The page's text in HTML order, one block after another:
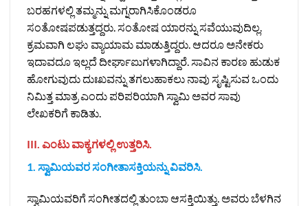
ಬರಹಗಳಲ್ಲಿ ತಮ್ಮನ್ನು ಮಗ್ನರಾಗಿಸಿಕೊಂಡರೂ
ಸಂತೋಷಪಡುತ್ತದ್ದರು. ಸಂತೋಷ ಯಾರನ್ನು ಸವೆಯುವುದಿಲ್ಲ.
ಕ್ರಮವಾಗಿ ಲಘು ವ್ಯಾಯಾಮ ಮಾಡುತ್ತಿದ್ದರು. ಆದರೂ ಅನೇಕರು
ಇದಾವದೂ ಇಲ್ಲದೆ ದೀರ್ಘಾಐುಗಳಾಗಿದ್ದಾರೆ. ಸಾವಿನ ಕಾರಣ ಹುಡುಕ
ಹೋಗುವುದು ದುಃಖವನ್ನು ತಗಲುಹಾಕಲು ನಾವು ಸೃಷ್ಟಿಸುವ ಒಂದು
ನಿಮಿತ್ತ ಮಾತ್ರ ಎಂದು ಪರಿಪರಿಯಾಗಿ ಸ್ವಾಮಿ ಅವರ ಸಾವು
ಲೇಖಕರಿಗೆ ಕಾಡಿತು.
III. ಎಂಟು ವಾಕ್ಯಗಳಲ್ಲಿ ಉತ್ತರಿಸಿ.
1. ಸ್ವಾಮಿಯವರ ಸಂಗೀತಾಸಕ್ತಿಯನ್ನು ವಿವರಿಸಿ.
ಸ್ವಾಮಿಯವರಿಗೆ ಸಂಗೀತದಲ್ಲಿ ತುಂಬಾ ಆಸಕ್ತಿಯಿತ್ತು. ಅವರು ಬೆಳಗಿನ